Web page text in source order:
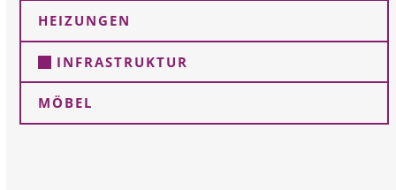
HEIZUNGEN
INFRASTRUKTUR
MÖBEL